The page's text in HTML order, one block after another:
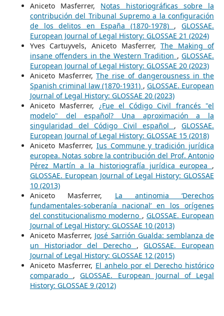
Aniceto Masferrer, Notas historiográficas sobre la
contribución del Tribunal Supremo a la configuración
de los delitos en España (1870-1978) ,GLOSSAE.
European Journal of Legal History: GLOSSAE 21 (2024)
Yves Cartuyvels, Aniceto Masferrer,The Making of
insane offenders in the Western Tradition ,GLOSSAE.
European Journal of Legal History: GLOSSAE 20 (2023)
Aniceto Masferrer,The rise of dangerousness in the
Spanish criminal law (1870-1931) , GLOSSAE. European
Journal of Legal History: GLOSSAE 20 (2023)
Aniceto Masferrer, ¿Fue el Código Civil francés "el
modelo" del español? Una aproximación a la
singularidad del Código Civil español ,GLOSSAE.
European Journal of Legal History: GLOSSAE 15 (2018)
Aniceto Masferrer, Ius Commune y tradición jurídica
europea. Notas sobre la contribución del Prof. Antonio
Pérez Martín a la historiografía jurídica europea ,
GLOSSAE. European Journal of Legal History: GLOSSAE
10 (2013)
Aniceto Masferrer, La antinomia ‘Derechos
fundamentales-soberanía nacional’ en los orígenes
del constitucionalismo moderno , GLOSSAE. European
Journal of Legal History: GLOSSAE 10 (2013)
Aniceto Masferrer, José Sarrión Gualda: semblanza de
un Historiador del Derecho ,GLOSSAE. European
Journal of Legal History: GLOSSAE 12 (2015)
Aniceto Masferrer, El anhelo por el Derecho histórico
comparado ,GLOSSAE. European Journal of Legal
History: GLOSSAE 9 (2012)